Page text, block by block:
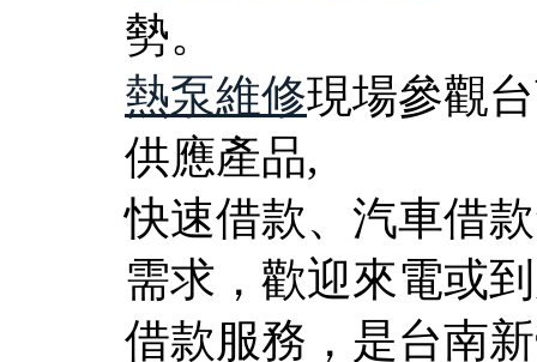
勢。
熱泵維修現場參觀
供應產品,
快速借款、汽車借
需求，歡迎來電或
借款服務，是台南